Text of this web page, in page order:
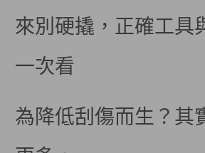
來別硬撬，正確工具
一次看
為降低刮傷而生？其